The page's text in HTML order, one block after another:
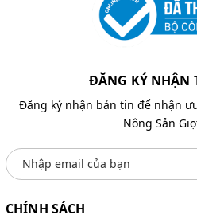
ĐĂNG KÝ NHẬN
Đăng ký nhận bản tin để nhận
Nông Sản
CHÍNH SÁCH